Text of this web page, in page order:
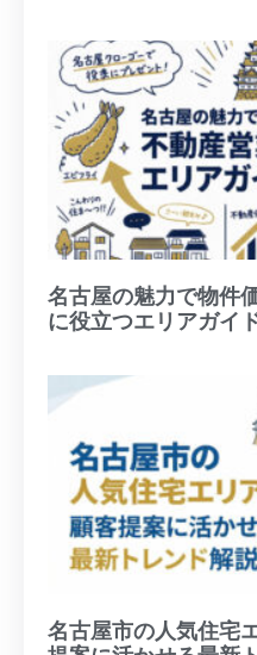
名古屋の魅力で物件
に役立つエリアガイ
名古屋市の人気住宅